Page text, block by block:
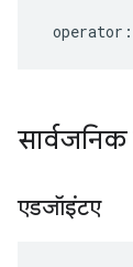
operator
एडजॉइंटए